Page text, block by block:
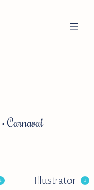
• Carnaval
Illustrator